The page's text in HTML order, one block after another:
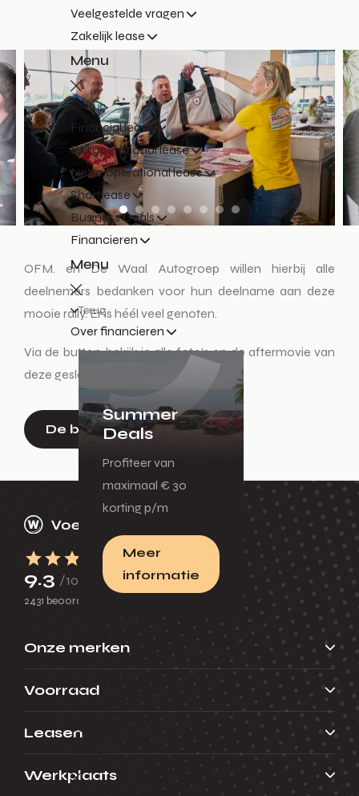
Veelgestelde vragen
Zakelijk lease
Menu
Terug
Financial lease
Full operational lease
Netto operational lease
Shortlease
Business Deals
Financieren
Menu
Terug
Over financieren
Summer
Deals
Profiteer van
maximaal € 30
korting p/m
Meer
informatie
Voorraad
Menu
OFM. en De Waal Autogroep willen hierbij alle
deelnemers bedanken voor hun deelname aan deze
mooie rally. Er is héél veel genoten.
Via de button bekijk je alle foto's en de aftermovie van
deze geslaagde dag.
De beelden
9.3 /10
2431 beoordelingen
Onze merken
Voorraad
Leasen
Werkplaats